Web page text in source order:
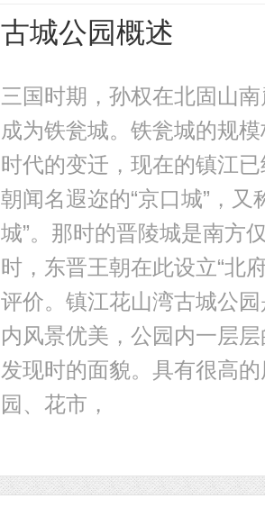
古城公园概述
三国时期，孙权在北固山
成为铁瓮城。铁瓮城的规
时代的变迁，现在的镇江
朝闻名遐迩的“京口城”，
城”。那时的晋陵城是南方
时，东晋王朝在此设立“北
评价。镇江花山湾古城公
内风景优美，公园内一层
发现时的面貌。具有很高
园、花市，